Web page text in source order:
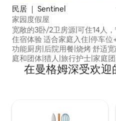
民居 ｜ Sentinel
家园度假屋
宽敞的3卧/2卫房源|可住14人
住宿体验 适合家庭入住|停车位+大院子 全
功能厨房|后院用餐|烧烤 舒适
庭和团体|猎人|旅行护士|家庭团聚|
（8月后关闭） 距离克林顿的幸运星赌场
（Lucky Star Casino）40分钟车程
场-霍巴特17分钟车程
在曼格姆深受欢